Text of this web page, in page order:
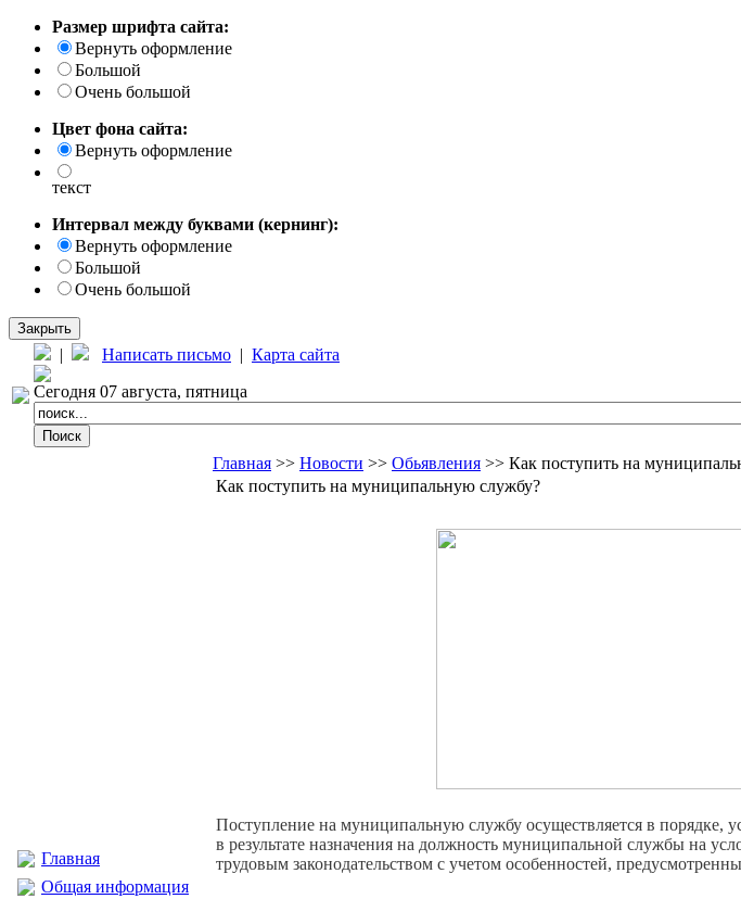
Размер шрифта сайта:
Вернуть оформление
Большой
Очень большой
Цвет фона сайта:
Вернуть оформление
текст
Интервал между буквами (кернинг):
Вернуть оформление
Большой
Очень большой
Закрыть
| Написать письмо | Карта сайта
Сегодня 07 августа, пятница
Главная
Общая информация
Главная >> Новости >> Обьявления >> Как поступить на
Как поступить на муниципальную службу?
Поступление на муниципальную службу осуществляется в
в результате назначения на должность муниципальной службы на
трудовым законодательством с учетом особенностей,